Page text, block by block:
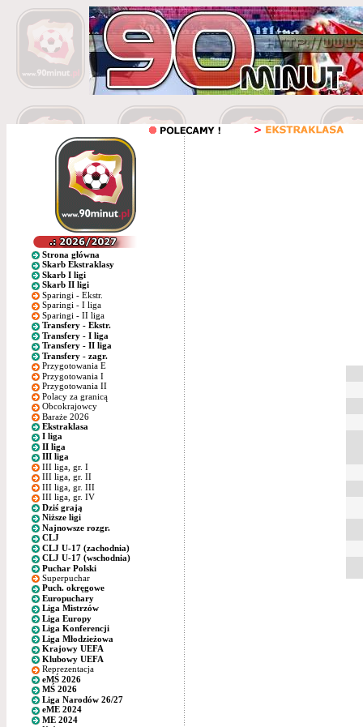
Strona główna
Skarb Ekstraklasy
Skarb I ligi
Skarb II ligi
Sparingi - Ekstr.
Sparingi - I liga
Sparingi - II liga
Transfery - Ekstr.
Transfery - I liga
Transfery - II liga
Transfery - zagr.
Przygotowania E
Przygotowania I
Przygotowania II
Polacy za granicą
Obcokrajowcy
Baraże 2026
Ekstraklasa
I liga
II liga
III liga
III liga, gr. I
III liga, gr. II
III liga, gr. III
III liga, gr. IV
Dziś grają
Niższe ligi
Najnowsze rozgr.
CLJ
CLJ U-17 (zachodnia)
CLJ U-17 (wschodnia)
Puchar Polski
Superpuchar
Puch. okręgowe
Europuchary
Liga Mistrzów
Liga Europy
Liga Konferencji
Liga Młodzieżowa
Krajowy UEFA
Klubowy UEFA
Reprezentacja
eMŚ 2026
MŚ 2026
Liga Narodów 26/27
eME 2024
ME 2024